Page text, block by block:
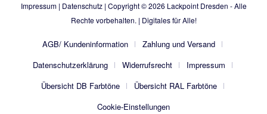
Impressum| Datenschutz| Copyright © 2026 Lackpoint Dresden - Alle
Rechte vorbehalten. | Digitales für Alle!
AGB/ Kundeninformation
Zahlung und Versand
Datenschutzerklärung
Widerrufsrecht
Impressum
Übersicht DB Farbtöne
Übersicht RAL Farbtöne
Cookie-Einstellungen